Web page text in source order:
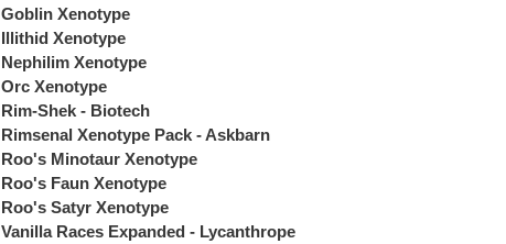
Goblin Xenotype
Illithid Xenotype
Nephilim Xenotype
Orc Xenotype
Rim-Shek - Biotech
Rimsenal Xenotype Pack - Askbarn
Roo's Minotaur Xenotype
Roo's Faun Xenotype
Roo's Satyr Xenotype
Vanilla Races Expanded - Lycanthrope